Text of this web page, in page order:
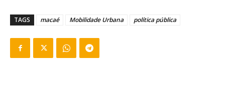
TAGS macaé Mobilidade Urbana política pública